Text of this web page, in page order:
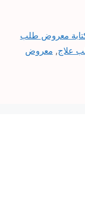
معروض طلب
علاج, معروض